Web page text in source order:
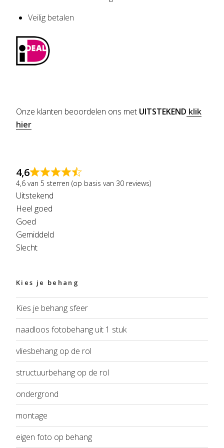
Veilig betalen
Onze klanten beoordelen ons met UITSTEKEND klik
hier
4,6
4,6 van 5 sterren (op basis van 30 reviews)
Uitstekend
Heel goed
Goed
Gemiddeld
Slecht
Kies je behang
Kies je behang sfeer
naadloos fotobehang uit 1 stuk
vliesbehang op de rol
structuurbehang op de rol
ondergrond
montage
eigen foto op behang